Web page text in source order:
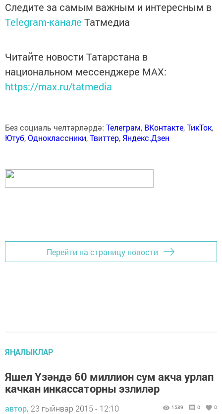
Следите за самым важным и интересным в
Telegram-канале Татмедиа
Читайте новости Татарстана в
национальном мессенджере MАХ:
https://max.ru/tatmedia
Без социаль челтәрләрдә: Телеграм, ВКонтакте,ТикТок,
Ютуб,Одноклассники,Твиттер, Яндекс.Дзен
Перейти на страницу новости
ЯҢАЛЫКЛАР
Яшел Үзәндә 60 миллион сум акча урлап
качкан инкассаторны эзлиләр
автор, 23 гыйнвар 2015 - 12:10 1589 0 0